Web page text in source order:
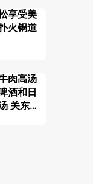
享受美
火锅道
肉高汤
酒和日
关东煮